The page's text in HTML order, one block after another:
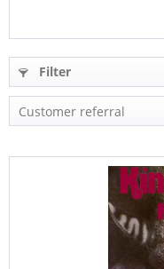
Filter